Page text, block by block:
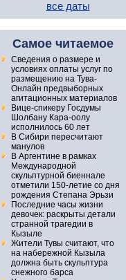
все даты
Самое читаемое
Сведения о размере и
условиях оплаты услуг по
размещению на Тува-
Онлайн предвыборных
агитационных материалов
Вице-спикеру Госдумы
Шолбану Кара-оолу
исполнилось 60 лет
В Сибири пересчитают
манулов
В Аргентине в рамках
Международной
скульптурной биеннале
отметили 150-летие со дня
рождения Степана Эрьзи
Последние часы жизни
девочек: раскрыты детали
странной трагедии в
Кызыле
Жители Тувы считают, что
на набережной Кызыла
должна быть скульптура
снежного барса